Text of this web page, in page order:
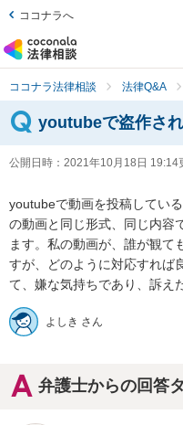
ココナラへ
ココナラ法律相談 法律Q&A
youtubeで盗作され
公開日時： 2021年10月18日 19:14
youtubeで動画を投稿してい
の動画と同じ形式、同じ内容
ます。私の動画が、誰が観て
すが、どのように対応すれば
て、嫌な気持ちであり、訴え
よしき さん
弁護士からの回答